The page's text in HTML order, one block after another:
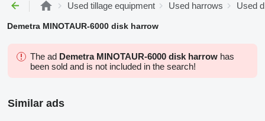
Used tillage equipment Used harrows Used
Demetra MINOTAUR-6000 disk harrow
The ad Demetra MINOTAUR-6000 disk harrow has
been sold and is not included in the search!
Similar ads